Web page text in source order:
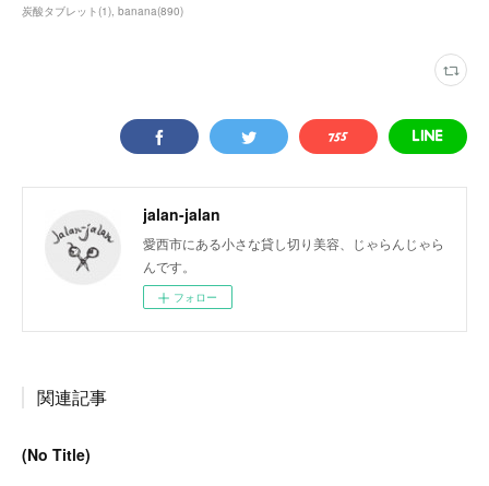
炭酸タブレット(1) banana(890)
jalan-jalan
愛西市にある小さな貸し切り美容、じゃらんじゃら
んです。
フォロー
関連記事
(No Title)